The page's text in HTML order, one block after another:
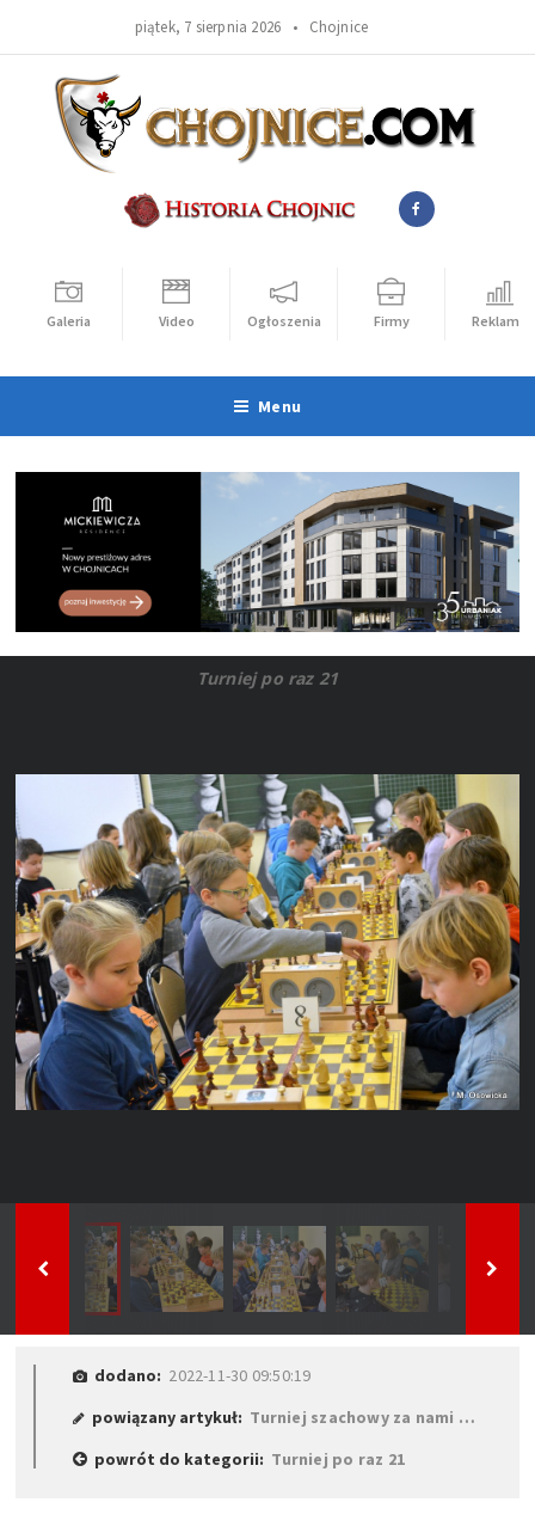
piątek, 7 sierpnia 2026 • Chojnice
Galeria Video Ogłoszenia Firmy Reklama
Menu
Turniej po raz 21
dodano: 2022-11-30 09:50:19
powiązany artykuł: Turniej szachowy za nami …
powrót do kategorii: Turniej po raz 21